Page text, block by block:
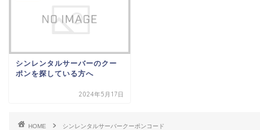
シンレンタルサーバーのクー
ポンを探している方へ
2024年5月17日
HOME シンレンタルサーバークーポンコード